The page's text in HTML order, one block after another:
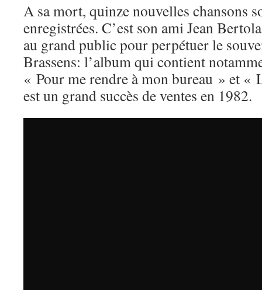
A sa mort, quinze nouvelles chansons
enregistrées. C’est son ami Jean
au grand public pour perpétuer le
Brassens: l’album qui contient
« Pour me rendre à mon bureau » et «
est un grand succès de ventes en 1982.